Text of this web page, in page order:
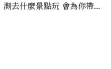
測去什麼景點玩 會為你帶來